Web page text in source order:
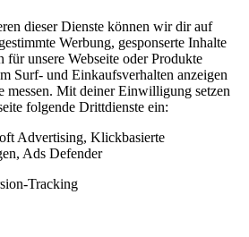
dieser Dienste können wir dir auf
Werbung, gesponserte Inhalte
für unsere Webseite oder Produkte
Surf- und Einkaufsverhalten anzeigen
messen. Mit deiner Einwilligung setzen
folgende Drittdienste ein:
Advertising, Klickbasierte
Ads Defender
Tracking